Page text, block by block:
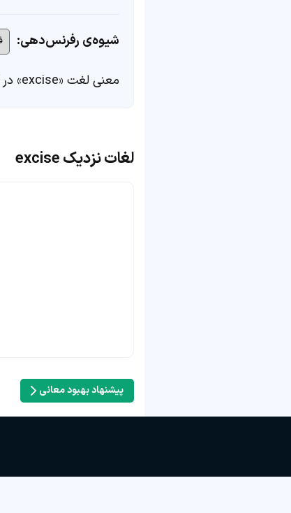
شیوه‌ی رفرنس‌دهی:
معنی لغت «excise» در
لغات نزدیک excise
پیشنهاد بهبود معانی